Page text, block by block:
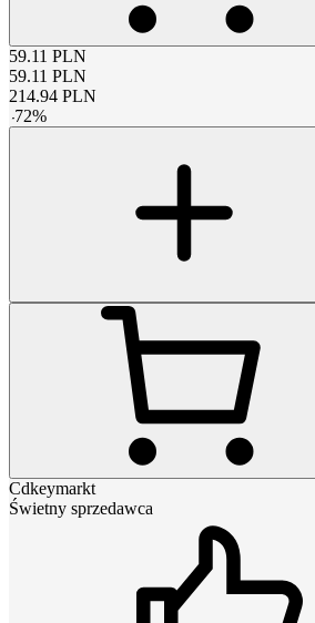
59.11 PLN
59.11 PLN
214.94 PLN
-72%
Cdkeymarkt
Świetny sprzedawca